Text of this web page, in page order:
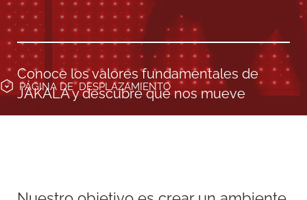
Conoce los valores fundamentales de
JAKALA y descubre qué nos mueve
PÁGINA DEDESPLAZAMIENTO